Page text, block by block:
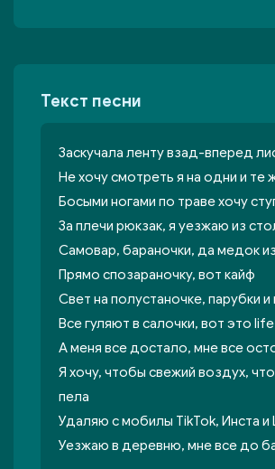
Текст песни
Заскучала ленту взад-вперед
Не хочу смотреть я на одни и те
Босыми ногами по траве хочу
За плечи рюкзак, я уезжаю из
Самовар, бараночки, да медок
Прямо спозараночку, вот кайф
Свет на полустаночке, парубки и
Все гуляют в салочки, вот это life
А меня все достало, мне все
Я хочу, чтобы свежий воздух,
пела
Удаляю с мобилы TikTok, Инста и
Уезжаю в деревню, мне все до